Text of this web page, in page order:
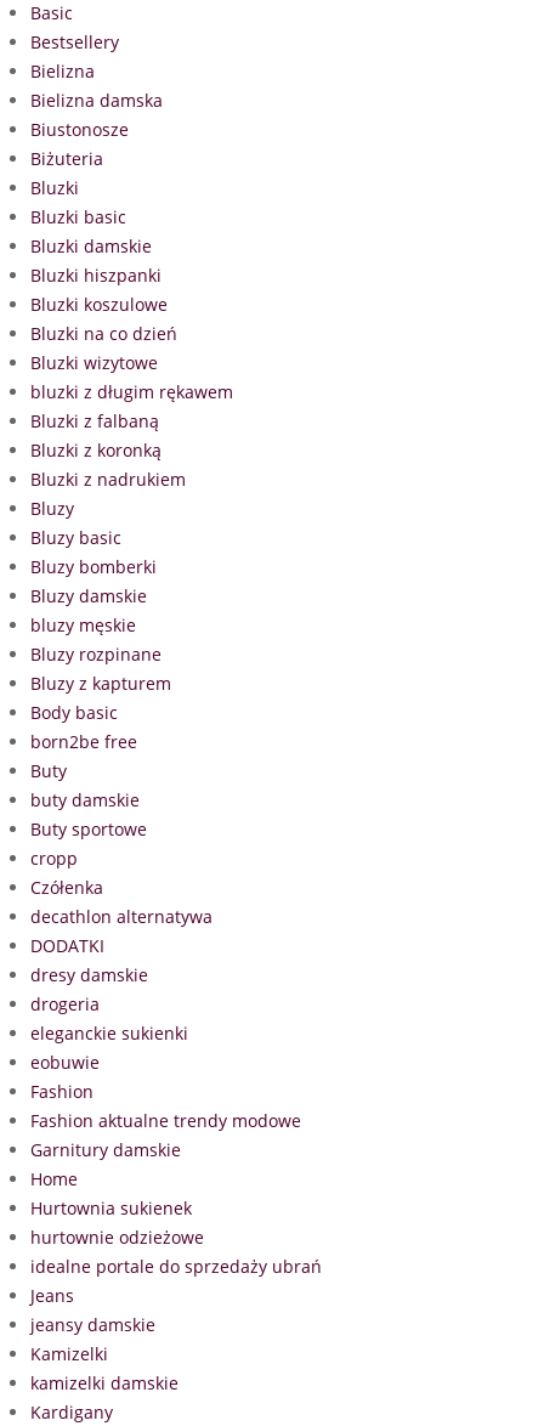
Basic
Bestsellery
Bielizna
Bielizna damska
Biustonosze
Biżuteria
Bluzki
Bluzki basic
Bluzki damskie
Bluzki hiszpanki
Bluzki koszulowe
Bluzki na co dzień
Bluzki wizytowe
bluzki z długim rękawem
Bluzki z falbaną
Bluzki z koronką
Bluzki z nadrukiem
Bluzy
Bluzy basic
Bluzy bomberki
Bluzy damskie
bluzy męskie
Bluzy rozpinane
Bluzy z kapturem
Body basic
born2be free
Buty
buty damskie
Buty sportowe
cropp
Czółenka
decathlon alternatywa
DODATKI
dresy damskie
drogeria
eleganckie sukienki
eobuwie
Fashion
Fashion aktualne trendy modowe
Garnitury damskie
Home
Hurtownia sukienek
hurtownie odzieżowe
idealne portale do sprzedaży ubrań
Jeans
jeansy damskie
Kamizelki
kamizelki damskie
Kardigany